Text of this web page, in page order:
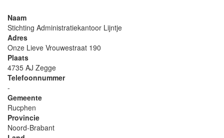
Naam
Stichting Administratiekantoor Lijntje
Adres
Onze Lieve Vrouwestraat 190
Plaats
4735 AJ Zegge
Telefoonnummer
-
Gemeente
Rucphen
Provincie
Noord-Brabant